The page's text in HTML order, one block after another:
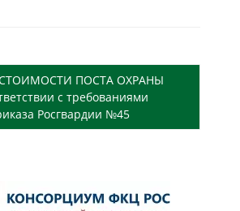
ПОСТА ОХРАНЫ
с требованиями
Росгвардии №45